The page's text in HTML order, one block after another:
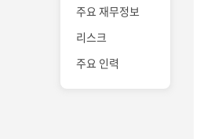
주요 재무정보
리스크
주요 인력